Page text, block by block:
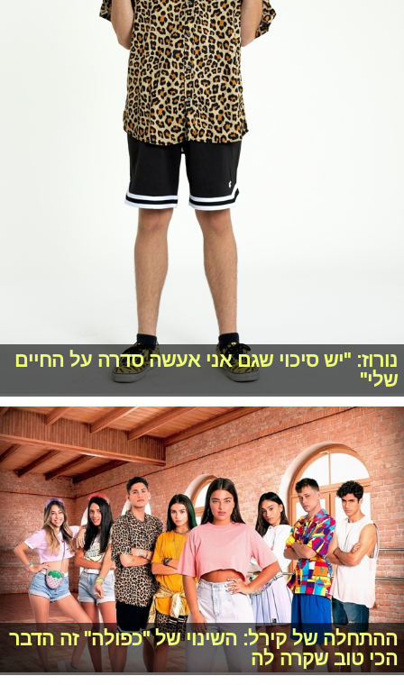
נורוז: "יש סיכוי שגם אני אעשה סדרה על החיים
שלי"
ההתחלה של קירל: השינוי של "כפולה" זה הדבר
הכי טוב שקרה לה